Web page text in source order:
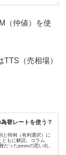
（仲値）を使
（売相場）
替レートを使う？
と特例（有利選択）に
ともに解説。コラム
だったpesoの思い出。